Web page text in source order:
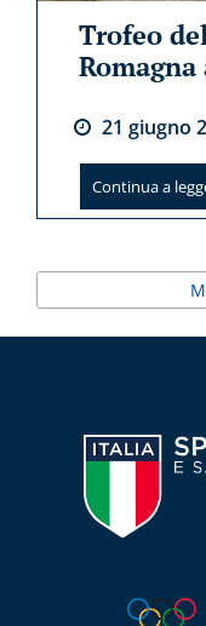
Trofeo
21 giugno
Continua a